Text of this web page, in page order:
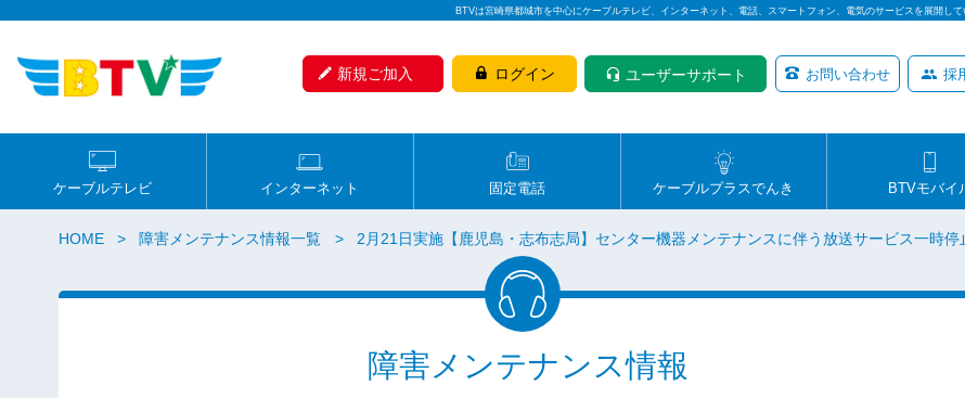
BTVは宮崎県都城市を中心にケーブルテレビ、インターネット、電話、スマートフォン、電気のサービスを展開して
新規ご加入 ログイン ユーザーサポート お問い合わせ 採
ケーブルテレビ インターネット 固定電話 ケーブルプラスでんき BTVモバイ
HOME 障害メンテナンス情報一覧 2月21日実施【鹿児島・志布志局】センター機器メンテナンスに伴う放送サービス一時停
障害メンテナンス情報